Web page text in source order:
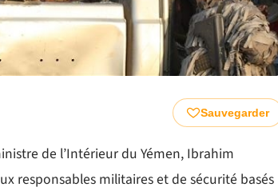
Sauvegarder
de l’Intérieur du Yémen, Ibrahim
responsables militaires et de sécurité basés